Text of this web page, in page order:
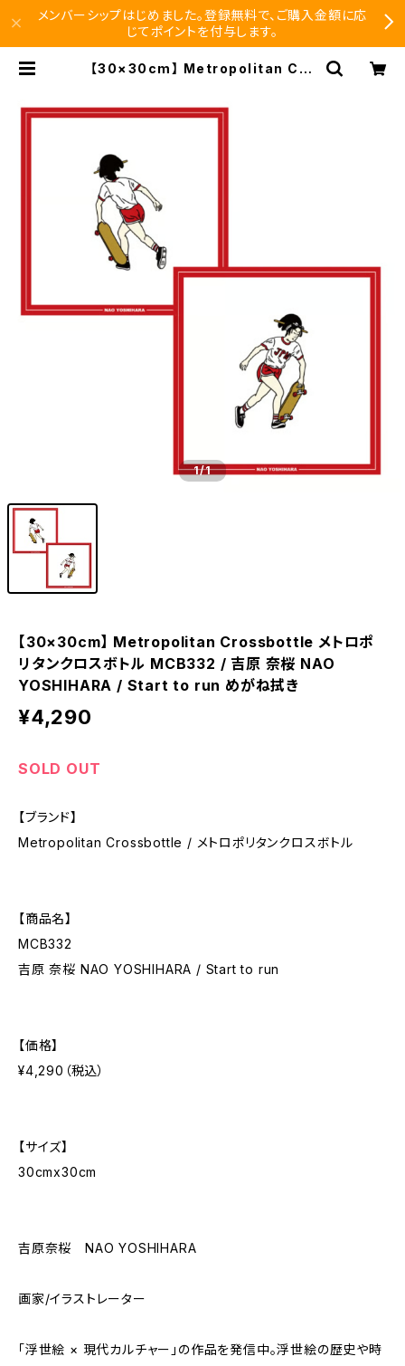
メンバーシップはじめました。登録無料で、ご購入金額に応
じてポイントを付与します。
【30×30cm】 Metropolitan Cro
HIHARA / Start to run めがね拭
1/1
【30×30cm】 Metropolitan Crossbottle メトロポ
リタンクロスボトル MCB332 / 吉原 奈桜 NAO
YOSHIHARA / Start to run めがね拭き
¥4,290
SOLD OUT
【ブランド】
Metropolitan Crossbottle / メトロポリタンクロスボトル
【商品名】
MCB332
吉原 奈桜 NAO YOSHIHARA / Start to run
【価格】
¥4,290（税込）
【サイズ】
30cmx30cm
吉原奈桜 NAO YOSHIHARA
画家/イラストレーター
「浮世絵 × 現代カルチャー」の作品を発信中。浮世絵の歴史や時